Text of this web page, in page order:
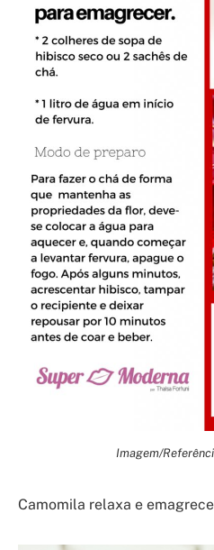
Imagem/
Camomila relaxa e